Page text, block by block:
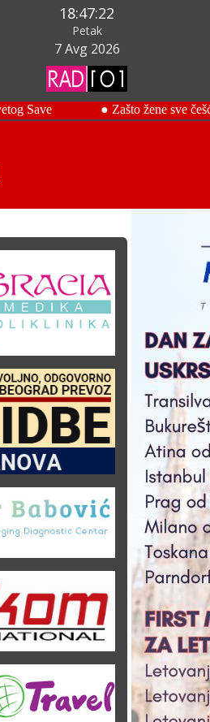
18:47:23
Petak
7 Avg 2026